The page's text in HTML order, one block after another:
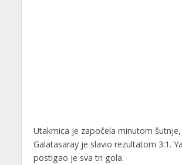
Utakmica je započela minutom šutnje,
Galatasaray je slavio rezultatom 3:1.
postigao je sva tri gola.